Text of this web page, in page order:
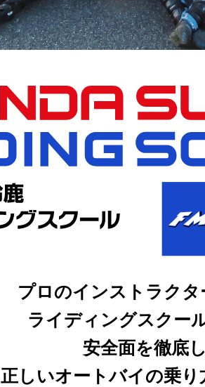
プロのインストラク
ライディングスクー
安全面を徹底
正しいオートバイの乗り